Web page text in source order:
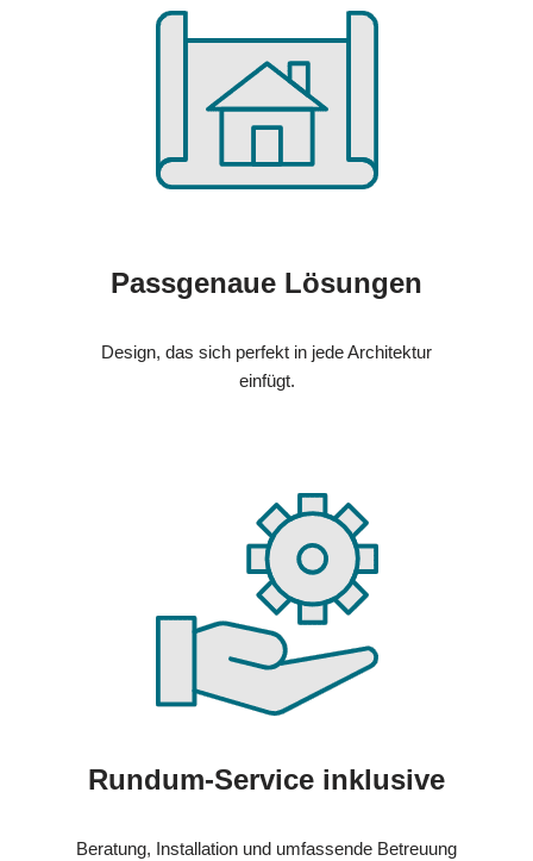
Passgenaue Lösungen
Design, das sich perfekt in jede Architektur
einfügt.
Rundum-Service inklusive
Beratung, Installation und umfassende Betreuung